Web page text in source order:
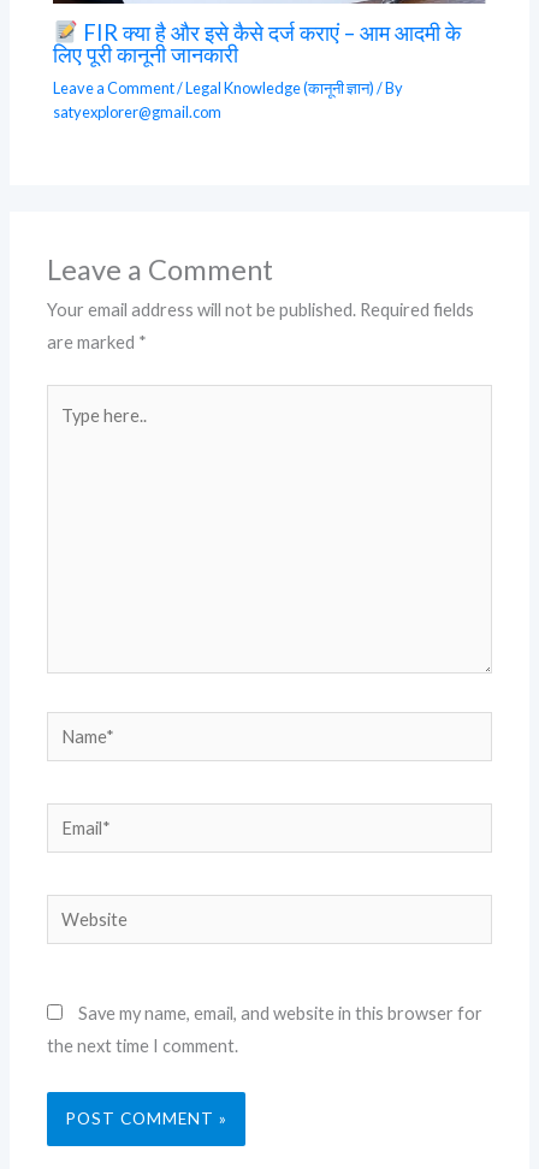
FIR क्या है और इसे कैसे दर्ज कराएं – आम आदमी के
लिए पूरी कानूनी जानकारी
Leave a Comment/Legal Knowledge (कानूनी ज्ञान)/ By
satyexplorer@gmail.com
Leave a Comment
Your email address will not be published. Required fields
are marked *
here..
Name*
Email*
Website
Save my name, email, and website in this browser for
the next time I comment.